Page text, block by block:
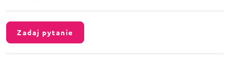
Zadaj pytanie